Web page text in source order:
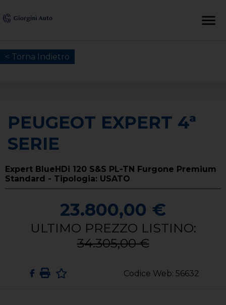
< Torna Indietro
Codice Web: 56632
PEUGEOT EXPERT 4ª
SERIE
Expert BlueHDi 120 S&S PL-TN Furgone Premium
Standard - Tipologia: USATO
23.800,00 €
ULTIMO PREZZO LISTINO:
34.305,00 €